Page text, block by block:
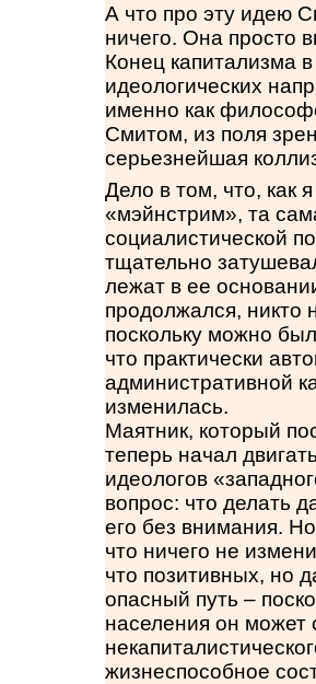
А что про эту идею
ничего. Она просто
Конец капитализма
идеологических
именно как
Смитом, из поля
серьезнейшая
Дело в том, что, как
«мэйнстрим», та
социалистической
тщательно
лежат в ее
продолжался, никто
поскольку можно
что практически
административной
изменилась.
Маятник, который
теперь начал
идеологов
вопрос: что делать
его без внимания.
что ничего не
что позитивных, но
опасный путь –
населения он может
жизнеспособное